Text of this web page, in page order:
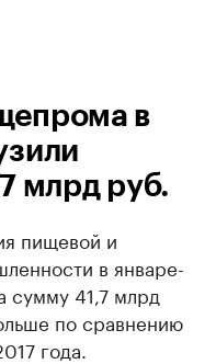
в
млрд руб.
пищевой и
в январе-
сумму 41,7 млрд
по сравнению
года.